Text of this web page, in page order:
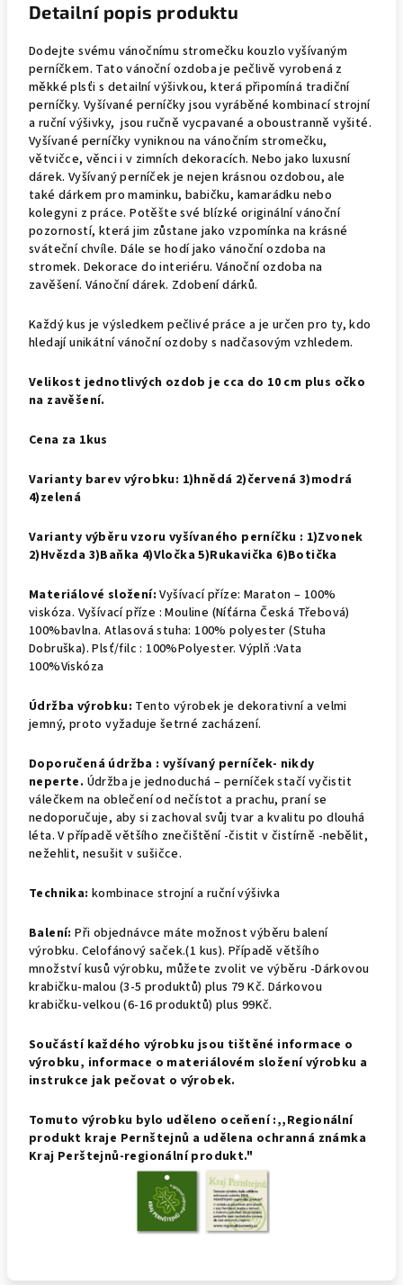
Detailní popis produktu
Dodejte svému vánočnímu stromečku kouzlo vyšívaným
perníčkem. Tato vánoční ozdoba je pečlivě vyrobená z
měkké plsťi s detailní výšivkou, která připomíná tradiční
perníčky. Vyšívané perníčky jsou vyráběné kombinací strojní
a ruční výšivky, jsou ručně vycpavané a oboustranně vyšité.
Vyšívané perníčky vyniknou na vánočním stromečku,
větvičce, věnci i v zimních dekoracích. Nebo jako luxusní
dárek. Vyšívaný perníček je nejen krásnou ozdobou, ale
také dárkem pro maminku, babičku, kamarádku nebo
kolegyni z práce. Potěšte své blízké originální vánoční
pozorností, která jim zůstane jako vzpomínka na krásné
sváteční chvíle. Dále se hodí jako vánoční ozdoba na
stromek. Dekorace do interiéru. Vánoční ozdoba na
zavěšení. Vánoční dárek. Zdobení dárků.
Každý kus je výsledkem pečlivé práce a je určen pro ty, kdo
hledají unikátní vánoční ozdoby s nadčasovým vzhledem.
Velikost jednotlivých ozdob je cca do 10 cm plus očko
na zavěšení.
Cena za 1kus
Varianty barev výrobku: 1)hnědá 2)červená 3)modrá
4)zelená
Varianty výběru vzoru vyšívaného perníčku : 1)Zvonek
2)Hvězda 3)Baňka 4)Vločka 5)Rukavička 6)Botička
Materiálové složení: Vyšívací příze: Maraton – 100%
viskóza. Vyšívací příze : Mouline (Níťárna Česká Třebová)
100%bavlna. Atlasová stuha: 100% polyester (Stuha
Dobruška). Plsť/filc : 100%Polyester. Výplň :Vata
100%Viskóza
Údržba výrobku: Tento výrobek je dekorativní a velmi
jemný, proto vyžaduje šetrné zacházení.
Doporučená údržba : vyšívaný perníček- nikdy
neperte. Údržba je jednoduchá – perníček stačí vyčistit
válečkem na oblečení od nečístot a prachu, praní se
nedoporučuje, aby si zachoval svůj tvar a kvalitu po dlouhá
léta. V případě většího znečištění -čistit v čistírně -nebělit,
nežehlit, nesušit v sušičce.
Technika: kombinace strojní a ruční výšivka
Balení:Při objednávce máte možnost výběru balení
výrobku. Celofánový saček.(1 kus).Případě většího
množství kusů výrobku, můžete zvolit ve výběru -Dárkovou
krabičku-malou (3-5 produktů) plus 79 Kč. Dárkovou
krabičku-velkou (6-16 produktů) plus 99Kč.
Součástí každého výrobku jsou tištěné informace o
výrobku, informace o materiálovém složení výrobku a
instrukce jak pečovat o výrobek.
Tomuto výrobku bylo uděleno oceňení :,,Regionální
produkt kraje Pernštejnů a udělena ochranná známka
Kraj Perštejnů-regionální produkt."